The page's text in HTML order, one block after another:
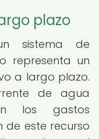
plazo
sistema de
representa un
a largo plazo.
de agua
los gastos
de este recurso